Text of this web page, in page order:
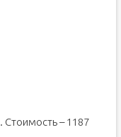
Стоимость – 1187